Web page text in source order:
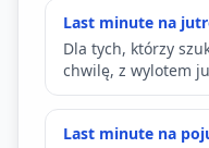
Last minute na
Dla tych, którzy
chwilę, z wylotem
Last minute na